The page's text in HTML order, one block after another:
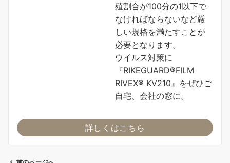
殖割合が100分の1以下で
なければならないなど厳
しい規格を満たすことが
必要となります。
ウイルス対策に
『RIKEGUARD®FILM
RIVEX® KV210』をぜひご
自宅、会社の窓に。
詳しくはこちら